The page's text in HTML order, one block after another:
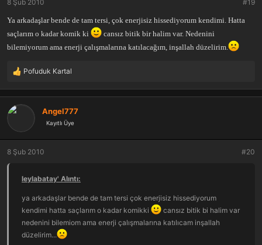
8 Şub 2010 #19
Ya arkadaşlar bende de tam tersi, çok enerjisiz hissediyorum kendimi. Hatta
saçlarım o kadar komik ki
cansız bitik bir halim var. Nedenini
bilemiyorum ama enerji çalışmalarına katılacağım, inşallah düzelirim.
T
p
k
l
e
r
Pofuduk Kartal
Angel777
Kayıtlı Üye
8 Şub 2010 #20
leylabatay' Alıntı:
ya arkadaşlar bende de tam tersi çok enerjisiz hissediyorum
kendimi hatta saçlarım o kadar komikki
cansız bitik bi halim var
nedenini bilemiom ama enerji çalışmalarına katılıcam inşallah
düzelirim...